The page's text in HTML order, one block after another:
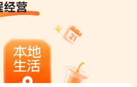
增长方法
有赞专家说
新零售最佳实践